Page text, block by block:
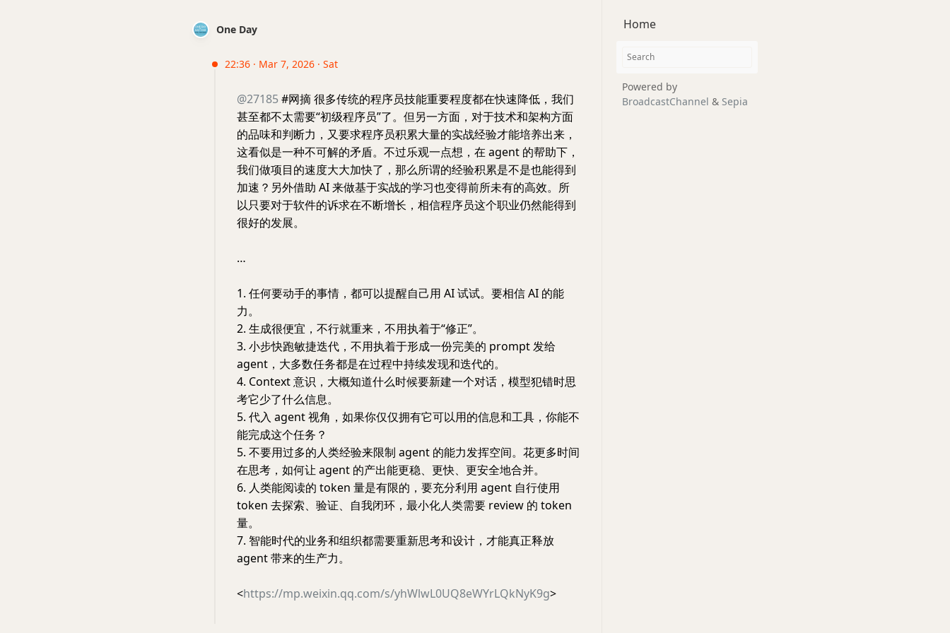
One Day
22:36 · Mar 7, 2026 · Sat
@27185#网摘 很多传统的程序员技能重要程度都在快速降低，我们
甚至都不太需要“初级程序员”了。但另一方面，对于技术和架构方面
的品味和判断力，又要求程序员积累大量的实战经验才能培养出来，
这看似是一种不可解的矛盾。不过乐观一点想，在 agent 的帮助下，
我们做项目的速度大大加快了，那么所谓的经验积累是不是也能得到
加速？另外借助 AI 来做基于实战的学习也变得前所未有的高效。所
以只要对于软件的诉求在不断增长，相信程序员这个职业仍然能得到
很好的发展。
…
1. 任何要动手的事情，都可以提醒自己用 AI 试试。要相信 AI 的能
力。
2. 生成很便宜，不行就重来，不用执着于“修正”。
3. 小步快跑敏捷迭代，不用执着于形成一份完美的 prompt 发给
agent，大多数任务都是在过程中持续发现和迭代的。
4. Context 意识，大概知道什么时候要新建一个对话，模型犯错时思
考它少了什么信息。
5. 代入 agent 视角，如果你仅仅拥有它可以用的信息和工具，你能不
能完成这个任务？
5. 不要用过多的人类经验来限制 agent 的能力发挥空间。花更多时间
在思考，如何让 agent 的产出能更稳、更快、更安全地合并。
6. 人类能阅读的 token 量是有限的，要充分利用 agent 自行使用
token 去探索、验证、自我闭环，最小化人类需要 review 的 token
量。
7. 智能时代的业务和组织都需要重新思考和设计，才能真正释放
agent 带来的生产力。
<https://mp.weixin.qq.com/s/yhWlwL0UQ8eWYrLQkNyK9g>
Home
Powered by
BroadcastChannel & Sepia